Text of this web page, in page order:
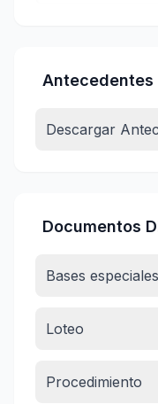
Antecedentes
Descargar
Documentos
Bases especiales
Loteo
Procedimiento